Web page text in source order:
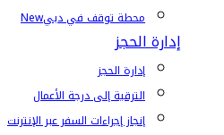
محطة توقف في دبيNew
إدارة الحجز
إدارة الحجز
الترقية إلى درجة الأعمال
إنجاز إجراءات السفر عبر الإنترنت